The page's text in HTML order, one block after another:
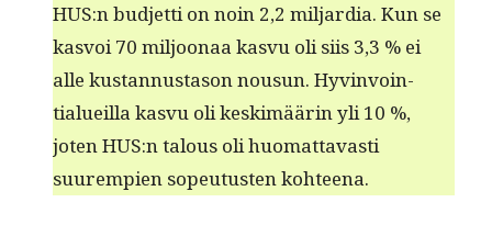
HUS:n bud­jet­ti on noin 2,2 mil­jar­dia. Kun se
kasvoi 70 miljoon­aa kasvu oli siis 3,3 % ei
alle kus­tan­nus­ta­son nousun. Hyv­in­voin­
tialueil­la kasvu oli keskimäärin yli 10 %,
joten HUS:n talous oli huo­mat­tavasti
suurem­pi­en sopeu­tusten kohteena.